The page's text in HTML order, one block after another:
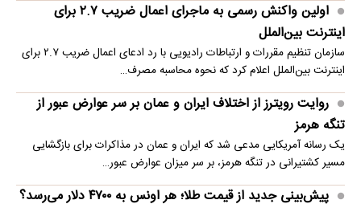
اولین واکنش رسمی به ماجرای اعمال ضریب ۲.۷ برای
اینترنت بین‌الملل
سازمان تنظیم مقررات و ارتباطات رادیویی با رد ادعای اعمال ضریب ۲.۷ برای
اینترنت بین‌الملل اعلام کرد که نحوه محاسبه مصرف…
روایت رویترز از اختلاف ایران و عمان بر سر عوارض عبور از
تنگه هرمز
یک رسانه آمریکایی مدعی شد که ایران و عمان در مذاکرات برای بازگشایی
مسیر کشتیرانی در تنگه هرمز، بر سر میزان عوارض عبور…
پیش‌بینی جدید از قیمت طلا؛ هر اونس به ۴۷۰۰ دلار می‌رسد؟